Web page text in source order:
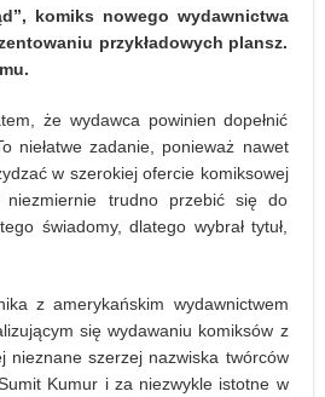
komiks nowego wydawnictwa
przykładowych plansz.
że wydawca powinien dopełnić
niełatwe zadanie, ponieważ nawet
w szerokiej ofercie komiksowej
trudno przebić się do
świadomy, dlatego wybrał tytuł,
z amerykańskim wydawnictwem
się wydawaniu komiksów z
nieznane szerzej nazwiska twórców
Kumur i za niezwykle istotne w